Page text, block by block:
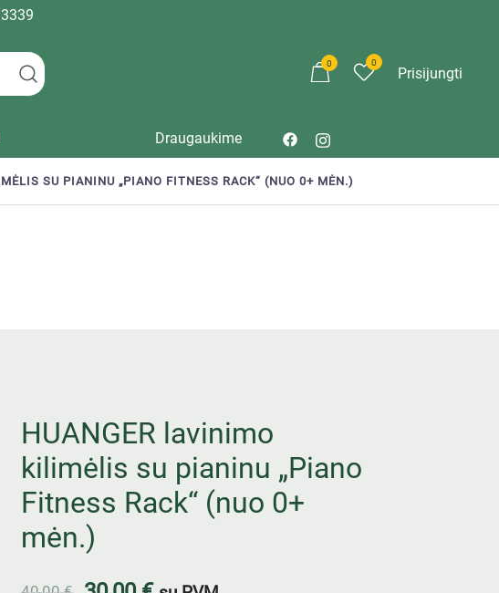
0 0
Prisijungti
Draugaukime
SU PIANINU „PIANO FITNESS RACK“ (NUO 0+ MĖN.)
HUANGER lavinimo
kilimėlis su pianinu „Piano
Fitness Rack“ (nuo 0+
mėn.)